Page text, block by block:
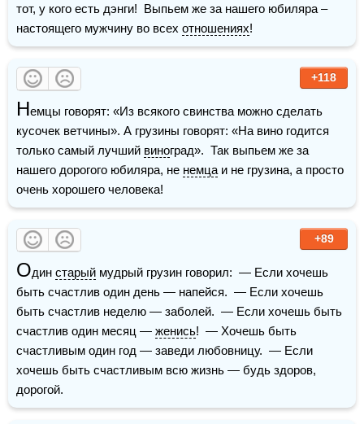
тот, у кого есть дэнги!  Выпьем же за нашего юбиляра –
настоящего мужчину во всех отношениях!
+118
Немцы говорят: «Из всякого свинства можно сделать
кусочек ветчины». А грузины говорят: «На вино годится
только самый лучший виноград».  Так выпьем же за
нашего дорогого юбиляра, не немца и не грузина, а просто
очень хорошего человека!
+89
Один старый мудрый грузин говорил:  — Если хочешь
быть счастлив один день — напейся.  — Если хочешь
быть счастлив неделю — заболей.  — Если хочешь быть
счастлив один месяц — женись!  — Хочешь быть
счастливым один год — заведи любовницу.  — Если
хочешь быть счастливым всю жизнь — будь здоров,
дорогой.